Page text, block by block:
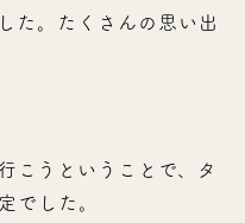
た。たくさんの思い出
こうということで、タ
でした。